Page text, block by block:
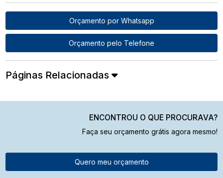
Orçamento por Whatsapp
Orçamento pelo Telefone
Páginas Relacionadas
ENCONTROU O QUE PROCURAVA?
Faça seu orçamento grátis agora mesmo!
Quero meu orçamento